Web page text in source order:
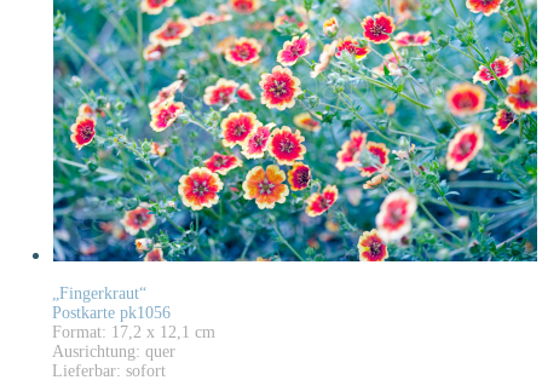
„Fingerkraut“
Postkarte pk1056
Format: 17,2 x 12,1 cm
Ausrichtung: quer
Lieferbar: sofort